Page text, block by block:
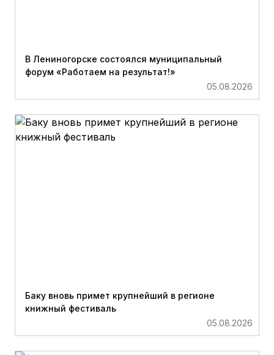
В Лениногорске состоялся муниципальный
форум «Работаем на результат!»
05.08.2026
Баку вновь примет крупнейший в регионе
книжный фестиваль
05.08.2026